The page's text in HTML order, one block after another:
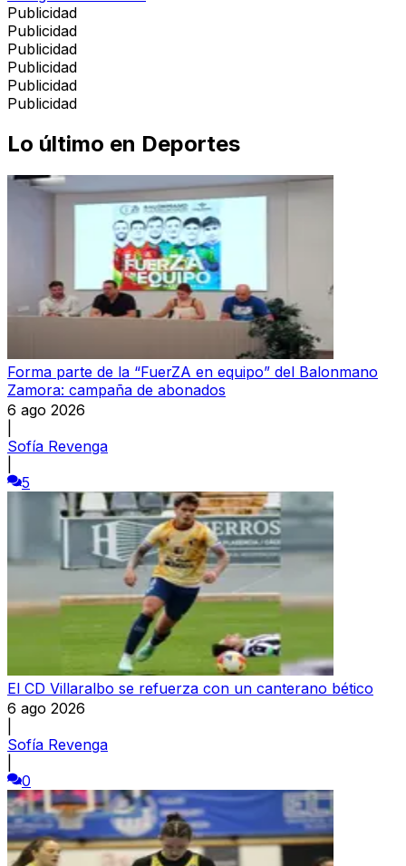
Publicidad
Publicidad
Publicidad
Publicidad
Publicidad
Publicidad
Lo último en Deportes
Forma parte de la “FuerZA en equipo” del Balonmano
Zamora: campaña de abonados
6 ago 2026
Sofía Revenga
5
El CD Villaralbo se refuerza con un canterano bético
6 ago 2026
Sofía Revenga
0